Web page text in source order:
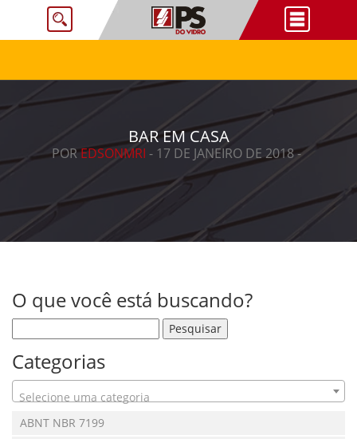
BAR EM CASA
POREDSONMRI - 17 DE JANEIRO DE 2018 -
O que você está buscando?
Categorias
Selecione uma categoria
ABNT NBR 7199